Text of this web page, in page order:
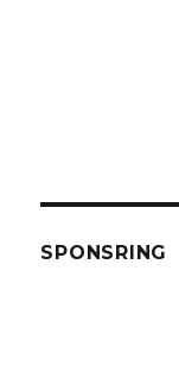
SPONSRING